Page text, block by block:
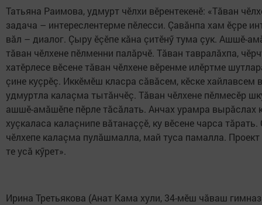
Татьяна Раимова, удмурт чӗлхи вӗрентекенӗ: «Тăван
задача – интереслентерме пӗлесси. Çавăнпа хам ӗçре
вăл – диалог. Çыру ӗçӗпе кăна çитӗнӳ тума çук. Ашшӗ-
тăван чӗлхене пӗлменни палăрчӗ. Тăван тавралăхпа,
хатӗрлесе вӗсене тăван чӗлхене вӗренме илӗртме
çине куçрӗç. Иккӗмӗш класра сăвăсем, кӗске хайлавсем
удмуртла калаçма тытăнчӗç. Тăван чӗлхене пӗлмесӗр
ашшӗ-амăшӗпе пӗрле тăсăлать. Анчах урамра вырăслах
хуçкаласа калаçнипе вăтанаççӗ, ку вӗсене чарса
чӗлхепе калаçма пулăшмалла, май туса памалла.
те усă кӳрет».
Ирина Третьякова (Анат Кама хули, 34-мӗш чăваш